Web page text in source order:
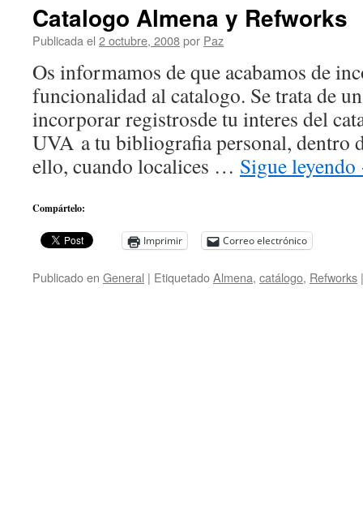
Catalogo Almena y Refworks
Publicada el 2 octubre, 2008por Paz
Os informamos de que acabamos de
funcionalidad al catalogo. Se trata de
incorporar registrosde tu interes del
UVA a tu bibliografia personal,
ello, cuando localices … Sigue leyendo
Compártelo:
Imprimir Correo electrónico
Publicado en General | EtiquetadoAlmena, catálogo, Refworks |